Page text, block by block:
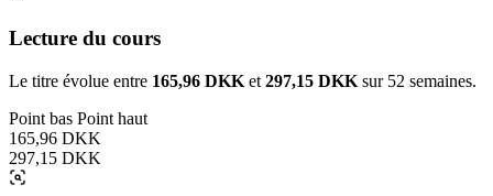
Lecture du cours
Le titre évolue entre 165,96 DKK et 297,15 DKK sur 52 semaines.
Point bas Point haut
165,96 DKK
297,15 DKK